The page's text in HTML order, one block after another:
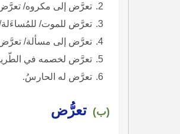
تعرَّض إلى مكروه/
تعرَّض للموت/ للمُساءَلة/
تعرَّض إلى مسألة/ تعرَّض
تعرَّض لخصمه في
تعرَّض له الحارسُ.
(ب) تعرُّض